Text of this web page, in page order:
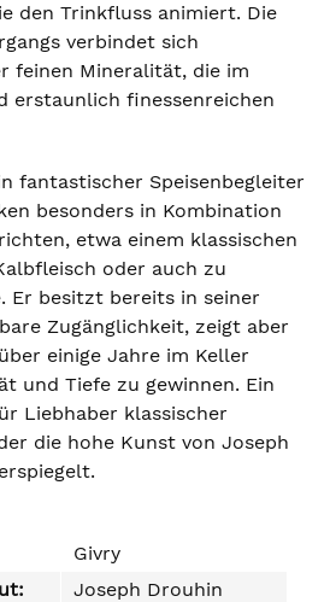
den Trinkfluss animiert. Die
verbindet sich
feinen Mineralität, die im
erstaunlich finessenreichen
fantastischer Speisenbegleiter
besonders in Kombination
etwa einem klassischen
oder auch zu
Er besitzt bereits in seiner
Zugänglichkeit, zeigt aber
einige Jahre im Keller
und Tiefe zu gewinnen. Ein
Liebhaber klassischer
die hohe Kunst von Joseph
Givry
Joseph Drouhin